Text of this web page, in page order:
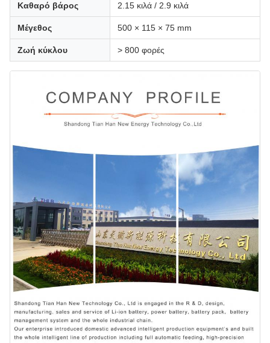
Καθαρό βάρος 2.15 κιλά / 2.9 κιλά
Μέγεθος 500 × 115 × 75 mm
Ζωή κύκλου > 800 φορές